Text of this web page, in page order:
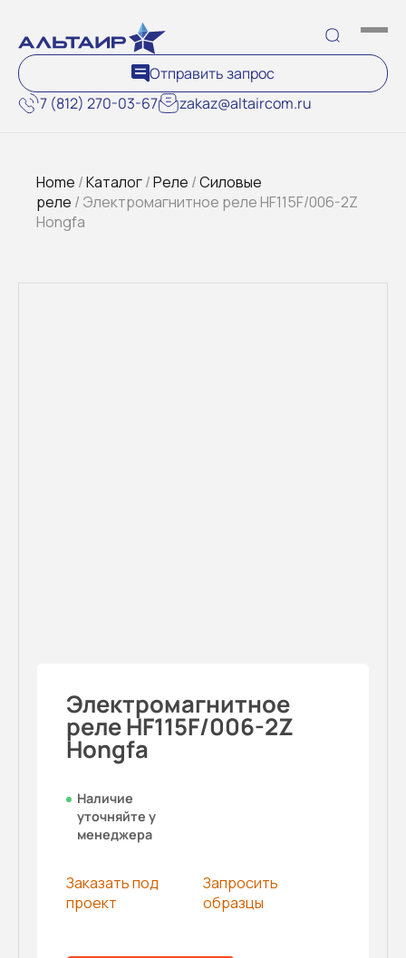
7 (812) 270-03-67 zakaz@altaircom.ru
Отправить запрос
Home /Каталог/Реле /Силовые
реле / Электромагнитное реле HF115F/006-2Z
Hongfa
Электромагнитное
реле HF115F/006-2Z
Hongfa
Наличие
уточняйте у
менеджера
Заказать под
проект
Запросить
образцы